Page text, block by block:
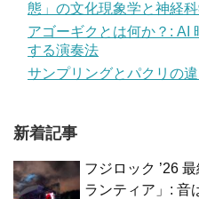
態」の文化現象学と神経
アゴーギクとは何か？: AI
する演奏法
サンプリングとパクリの
新着記事
フジロック ’26
ランティア」: 音